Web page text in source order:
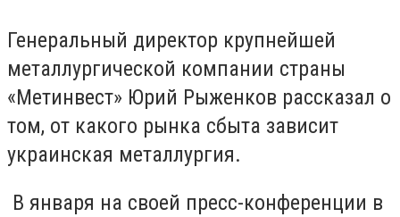
Генеральный директор крупнейшей
металлургической компании страны
«Метинвест» Юрий Рыженков рассказал о
том, от какого рынка сбыта зависит
украинская металлургия.
В января на своей пресс-конференции в